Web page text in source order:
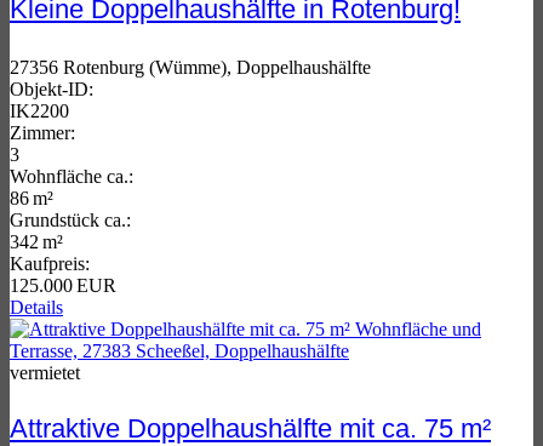
Kleine Doppelhaushälfte in Rotenburg!
27356 Rotenburg (Wümme), Doppelhaushälfte
Objekt-ID:
IK2200
Zimmer:
3
Wohnfläche ca.:
86 m²
Grund­stück ca.:
342 m²
Kaufpreis:
125.000 EUR
Details
vermietet
Attraktive Doppelhaushälfte mit ca. 75 m²